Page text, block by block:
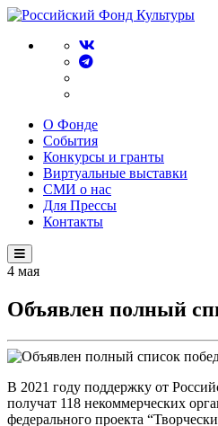
О Фонде
События
Конкурсы и гранты
Виртуальные выставки
СМИ о нас
Для Прессы
Контакты
4 мая
Объявлен полный
В 2021 году поддержку от
получат 118 некоммерческих
федерального проекта